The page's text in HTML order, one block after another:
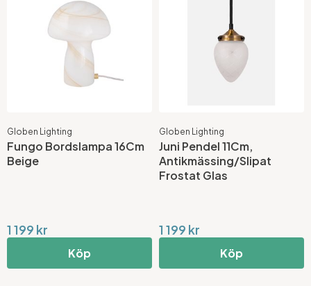
Globen Lighting
Fungo Bordslampa 16Cm
Beige
1 199 kr
Köp
Globen Lighting
Juni Pendel 11Cm,
Antikmässing/Slipat
Frostat Glas
1 199 kr
Köp